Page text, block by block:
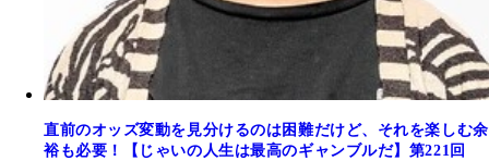
直前のオッズ変動を見分けるのは困難だけど、それを楽しむ余
裕も必要！【じゃいの人生は最高のギャンブルだ】第221回